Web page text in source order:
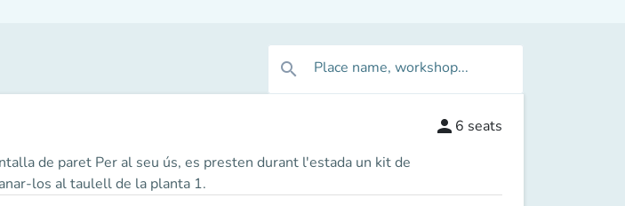
search Place name, workshop...
de paret Per al seu ús, es presten durant l'estada un kit de
los al taulell de la planta 1.
person 6 seats